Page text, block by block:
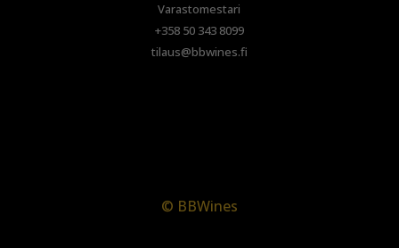
Varastomestari
+358 50 343 8099
tilaus@bbwines.fi
© BBWines